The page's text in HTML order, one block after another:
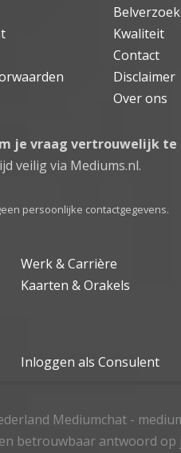
Kwaliteit
Contact
Disclaimer
Over ons
je vraag vertrouwelijk te
veilig via Mediums.nl.
persoonlijke contactgegevens.
Werk & Carrière
Kaarten & Orakels
Inloggen als Consulent
Mediumchat -
betrouwbaar antwoord op